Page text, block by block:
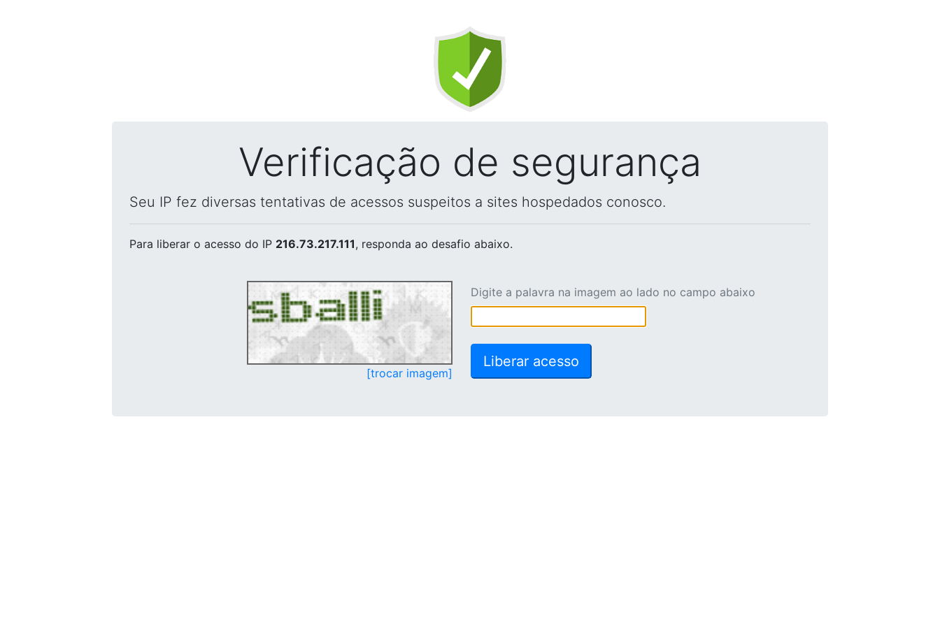
Verificação de segurança
Seu IP fez diversas tentativas de acessos suspeitos a sites hospedados conosco.
Para liberar o acesso do IP 216.73.217.111, responda ao desafio abaixo.
[trocar imagem]
Digite a palavra na imagem ao lado no campo abaixo